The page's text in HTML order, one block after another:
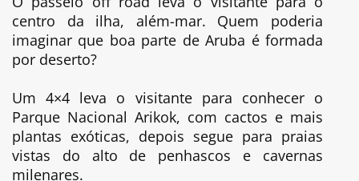
centro da ilha, além-mar. Quem poderia
imaginar que boa parte de Aruba é formada
por deserto?
Um 4×4 leva o visitante para conhecer o
Parque Nacional Arikok, com cactos e mais
plantas exóticas, depois segue para praias
vistas do alto de penhascos e cavernas
milenares.